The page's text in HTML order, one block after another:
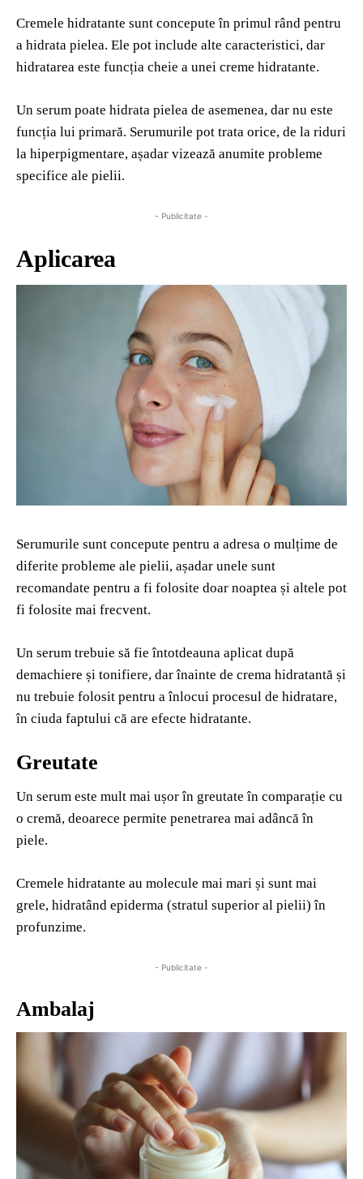
Cremele hidratante sunt concepute în primul rând pentru
a hidrata pielea. Ele pot include alte caracteristici, dar
hidratarea este funcția cheie a unei creme hidratante.
Un serum poate hidrata pielea de asemenea, dar nu este
funcția lui primară. Serumurile pot trata orice, de la riduri
la hiperpigmentare, așadar vizează anumite probleme
specifice ale pielii.
- Publicitate -
Aplicarea
Serumurile sunt concepute pentru a adresa o mulțime de
diferite probleme ale pielii, așadar unele sunt
recomandate pentru a fi folosite doar noaptea și altele pot
fi folosite mai frecvent.
Un serum trebuie să fie întotdeauna aplicat după
demachiere și tonifiere, dar înainte de crema hidratantă și
nu trebuie folosit pentru a înlocui procesul de hidratare,
în ciuda faptului că are efecte hidratante.
Greutate
Un serum este mult mai ușor în greutate în comparație cu
o cremă, deoarece permite penetrarea mai adâncă în
piele.
Cremele hidratante au molecule mai mari și sunt mai
grele, hidratând epiderma (stratul superior al pielii) în
profunzime.
- Publicitate -
Ambalaj